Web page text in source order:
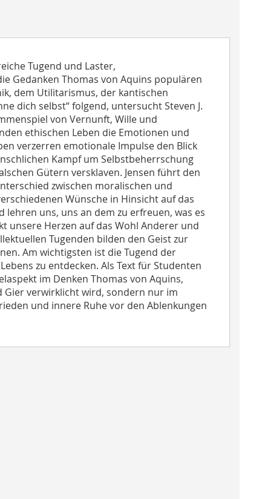
Tugend und Laster,
Gedanken Thomas von Aquins populären
dem Utilitarismus, der kantischen
dich selbst“ folgend, untersucht Steven J.
von Vernunft, Wille und
ethischen Leben die Emotionen und
verzerren emotionale Impulse den Blick
Kampf um Selbstbeherrschung
Gütern versklaven. Jensen führt den
zwischen moralischen und
Wünsche in Hinsicht auf das
uns, uns an dem zu erfreuen, was es
unsere Herzen auf das Wohl Anderer und
Tugenden bilden den Geist zur
Am wichtigsten ist die Tugend der
zu entdecken. Als Text für Studenten
im Denken Thomas von Aquins,
Gier verwirklicht wird, sondern nur im
und innere Ruhe vor den Ablenkungen